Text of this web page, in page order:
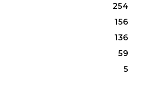
254
156
136
59
5